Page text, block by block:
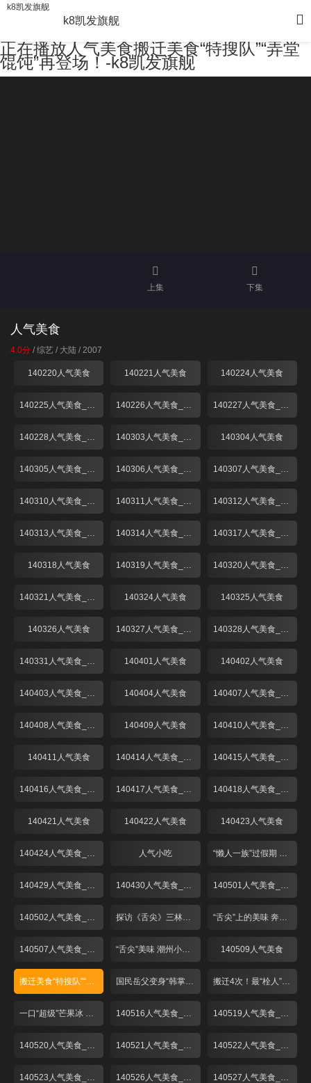
正在播放人气美食搬迁美食“特搜队”“弄堂
馄饨”再登场！-k8凯发旗舰
k8凯发旗舰
k8凯发旗舰
上集 下集
人气美食
4.0分 / 综艺 / 大陆 / 2007
140220人气美食 140221人气美食 140224人气美食
140225人气美食_001 140226人气美食_001 140227人气美食_001
140228人气美食_001 140303人气美食_001 140304人气美食
140305人气美食_001 140306人气美食_001 140307人气美食_001
140310人气美食_001 140311人气美食_001 140312人气美食_001
140313人气美食_001 140314人气美食_001 140317人气美食_001
140318人气美食 140319人气美食_001 140320人气美食_001
140321人气美食_001 140324人气美食 140325人气美食
140326人气美食 140327人气美食_001 140328人气美食_001
140331人气美食_001 140401人气美食 140402人气美食
140403人气美食_001 140404人气美食 140407人气美食_001
140408人气美食_001 140409人气美食 140410人气美食_001
140411人气美食 140414人气美食_001 140415人气美食_001
140416人气美食_001 140417人气美食_001 140418人气美食_001
140421人气美食 140422人气美食 140423人气美食
140424人气美食_001 人气小吃 “懒人一族”过假期 出游请客靠“熟食”！
140429人气美食_001 140430人气美食_001 140501人气美食_001
140502人气美食_001 探访《舌尖》三林塘 预定已到6月中 “舌尖”上的美味 奔跑中的“啫啫煲”
140507人气美食_001 “舌尖”美味 潮州小吃煎蚝烙 140509人气美食
搬迁美食“特搜队”“弄堂馄饨”再登场！ 国民岳父变身“韩掌柜” “粉丝”捧场菜名怪 搬迁4次！最“栓人”的生煎包！
一口“超级”芒果冰 一秒心情变夏天！ 140516人气美食_001 140519人气美食_001
140520人气美食_001 140521人气美食_001 140522人气美食_001
140523人气美食_001 140526人气美食_001 140527人气美食_001